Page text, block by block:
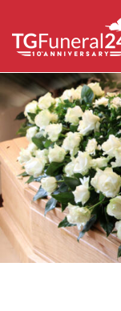
content